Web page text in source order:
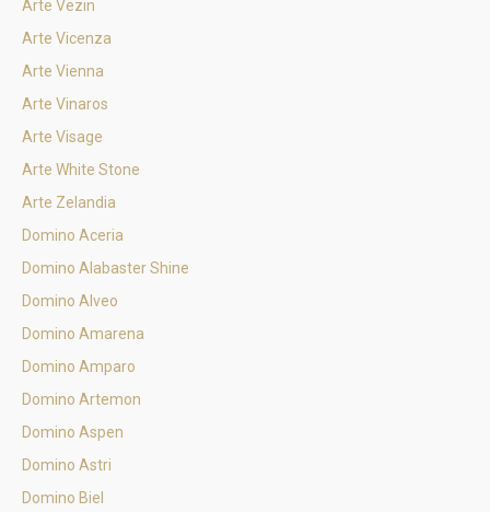
Arte Vezin
Arte Vicenza
Arte Vienna
Arte Vinaros
Arte Visage
Arte White Stone
Arte Zelandia
Domino Aceria
Domino Alabaster Shine
Domino Alveo
Domino Amarena
Domino Amparo
Domino Artemon
Domino Aspen
Domino Astri
Domino Biel